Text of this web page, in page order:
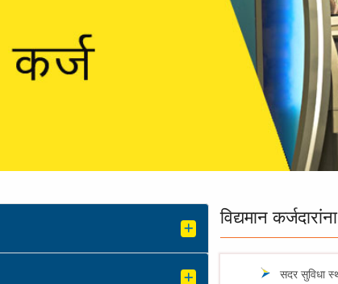
विद्यमान
सदर सुविधा